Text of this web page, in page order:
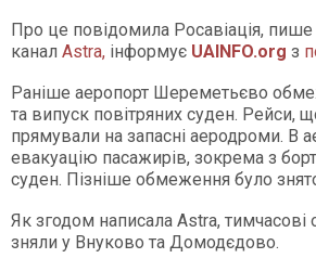
Про це повідомила Росавіація, пише
канал Astra, інформує UAINFO.org з
Раніше аеропорт Шереметьєво
та випуск повітряних суден. Рейси,
прямували на запасні аеродроми. В
евакуацію пасажирів, зокрема з
суден. Пізніше обмеження було
Як згодом написала Astra,
зняли у Внуково та Домодєдово.